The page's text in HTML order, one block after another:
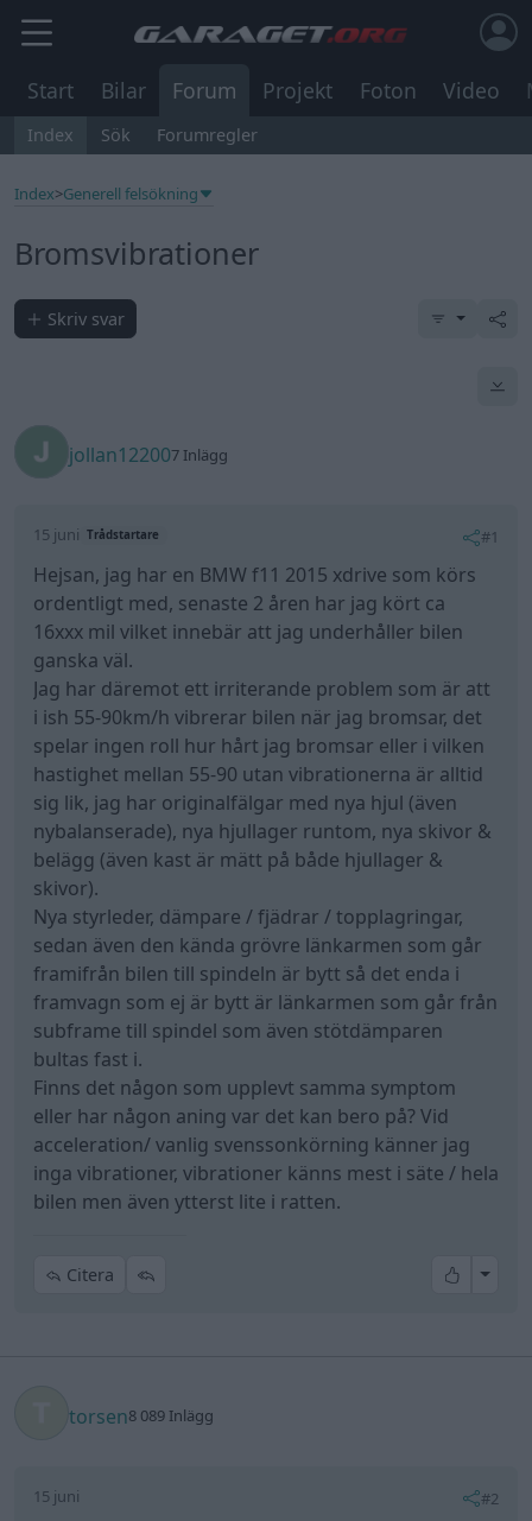
Start Bilar Forum Projekt Foton Video
Index Sök Forumregler
Index>Generell felsökning
Bromsvibrationer
Skriv svar
jollan122007 Inlägg
15 juni Trådstartare #1
Hejsan, jag har en BMW f11 2015 xdrive som körs
ordentligt med, senaste 2 åren har jag kört ca
16xxx mil vilket innebär att jag underhåller bilen
ganska väl.
Jag har däremot ett irriterande problem som är att
i ish 55-90km/h vibrerar bilen när jag bromsar, det
spelar ingen roll hur hårt jag bromsar eller i vilken
hastighet mellan 55-90 utan vibrationerna är alltid
sig lik, jag har originalfälgar med nya hjul (även
nybalanserade), nya hjullager runtom, nya skivor &
belägg (även kast är mätt på både hjullager &
skivor).
Nya styrleder, dämpare / fjädrar / topplagringar,
sedan även den kända grövre länkarmen som går
framifrån bilen till spindeln är bytt så det enda i
framvagn som ej är bytt är länkarmen som går från
subframe till spindel som även stötdämparen
bultas fast i.
Finns det någon som upplevt samma symptom
eller har någon aning var det kan bero på? Vid
acceleration/ vanlig svenssonkörning känner jag
inga vibrationer, vibrationer känns mest i säte / hela
bilen men även ytterst lite i ratten.
Citera All
torsen8 089 Inlägg
15 juni #2